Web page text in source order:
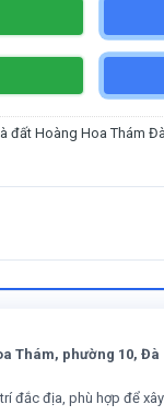
đất Hoàng Hoa Thám
Thám, phường 10,
đắc địa, phù hợp để